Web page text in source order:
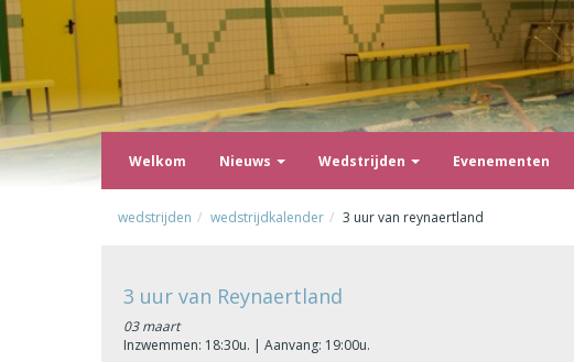
Welkom Nieuws Wedstrijden Evenementen
wedstrijden wedstrijdkalender 3 uur van reynaertland
3 uur van Reynaertland
03 maart
Inzwemmen: 18:30u. | Aanvang: 19:00u.